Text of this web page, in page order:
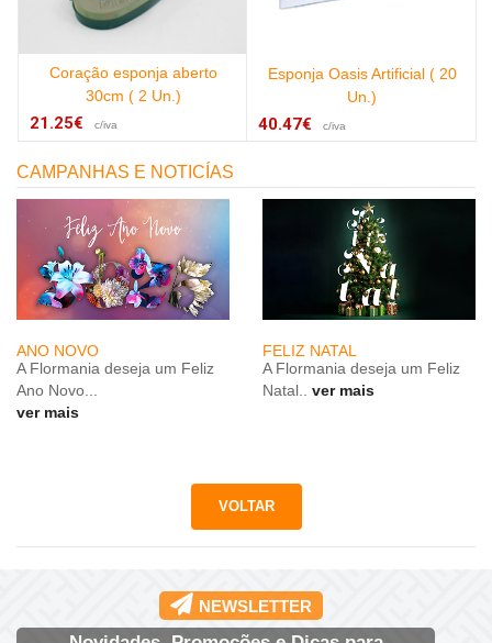
Coração esponja aberto
30cm ( 2 Un.)
21.25€ c/iva
Esponja Oasis Artificial ( 20
Un.)
40.47€ c/iva
CAMPANHAS E NOTICÍAS
ANO NOVO
A Flormania deseja um Feliz
Ano Novo...
ver mais
FELIZ NATAL
A Flormania deseja um Feliz
Natal..
ver mais
NEWSLETTER